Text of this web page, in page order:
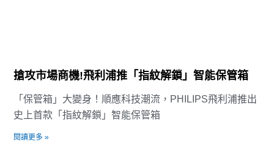
搶攻市場商機!飛利浦推「指紋解鎖」智能保管箱
「保管箱」大變身！順應科技潮流，PHILIPS飛利浦推出
史上首款「指紋解鎖」智能保管箱
閱讀更多 »